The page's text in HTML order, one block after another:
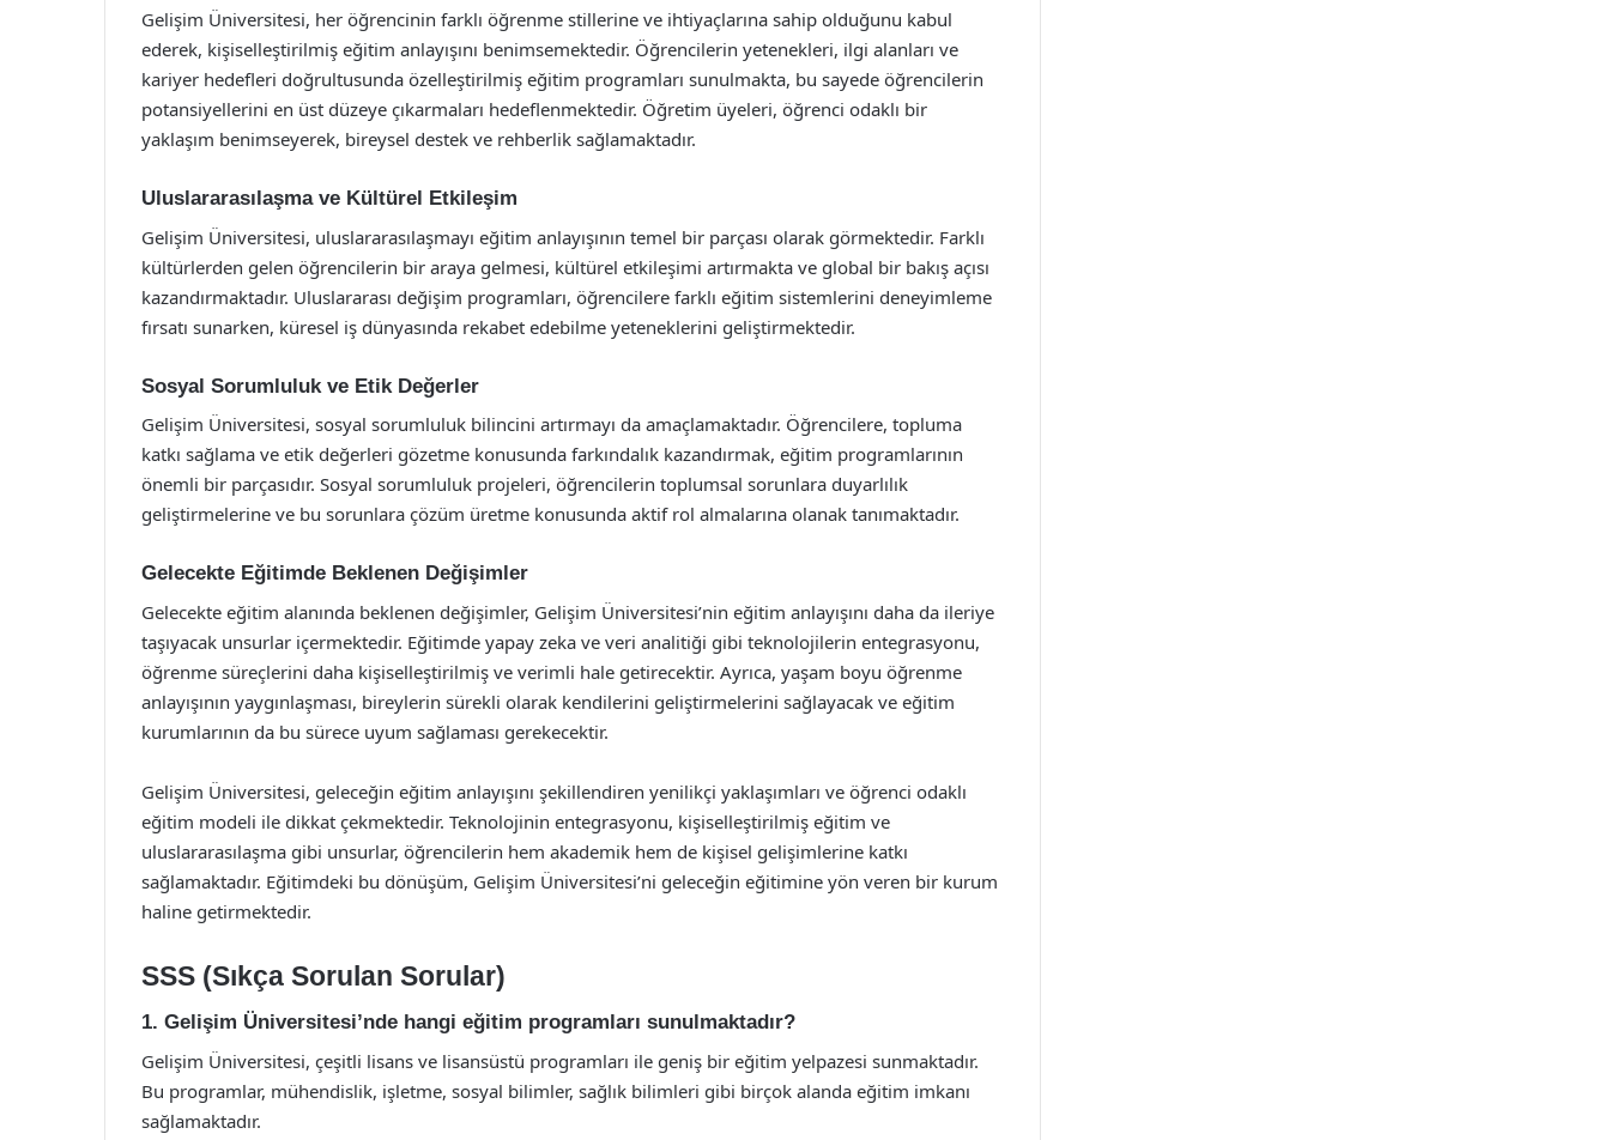
Gelişim Üniversitesi, her öğrencinin farklı öğrenme stillerine ve ihtiyaçlarına sahip olduğunu kabul
ederek, kişiselleştirilmiş eğitim anlayışını benimsemektedir. Öğrencilerin yetenekleri, ilgi alanları ve
kariyer hedefleri doğrultusunda özelleştirilmiş eğitim programları sunulmakta, bu sayede öğrencilerin
potansiyellerini en üst düzeye çıkarmaları hedeflenmektedir. Öğretim üyeleri, öğrenci odaklı bir
yaklaşım benimseyerek, bireysel destek ve rehberlik sağlamaktadır.
Uluslararasılaşma ve Kültürel Etkileşim
Gelişim Üniversitesi, uluslararasılaşmayı eğitim anlayışının temel bir parçası olarak görmektedir. Farklı
kültürlerden gelen öğrencilerin bir araya gelmesi, kültürel etkileşimi artırmakta ve global bir bakış açısı
kazandırmaktadır. Uluslararası değişim programları, öğrencilere farklı eğitim sistemlerini deneyimleme
fırsatı sunarken, küresel iş dünyasında rekabet edebilme yeteneklerini geliştirmektedir.
Sosyal Sorumluluk ve Etik Değerler
Gelişim Üniversitesi, sosyal sorumluluk bilincini artırmayı da amaçlamaktadır. Öğrencilere, topluma
katkı sağlama ve etik değerleri gözetme konusunda farkındalık kazandırmak, eğitim programlarının
önemli bir parçasıdır. Sosyal sorumluluk projeleri, öğrencilerin toplumsal sorunlara duyarlılık
geliştirmelerine ve bu sorunlara çözüm üretme konusunda aktif rol almalarına olanak tanımaktadır.
Gelecekte Eğitimde Beklenen Değişimler
Gelecekte eğitim alanında beklenen değişimler, Gelişim Üniversitesi’nin eğitim anlayışını daha da ileriye
taşıyacak unsurlar içermektedir. Eğitimde yapay zeka ve veri analitiği gibi teknolojilerin entegrasyonu,
öğrenme süreçlerini daha kişiselleştirilmiş ve verimli hale getirecektir. Ayrıca, yaşam boyu öğrenme
anlayışının yaygınlaşması, bireylerin sürekli olarak kendilerini geliştirmelerini sağlayacak ve eğitim
kurumlarının da bu sürece uyum sağlaması gerekecektir.
Gelişim Üniversitesi, geleceğin eğitim anlayışını şekillendiren yenilikçi yaklaşımları ve öğrenci odaklı
eğitim modeli ile dikkat çekmektedir. Teknolojinin entegrasyonu, kişiselleştirilmiş eğitim ve
uluslararasılaşma gibi unsurlar, öğrencilerin hem akademik hem de kişisel gelişimlerine katkı
sağlamaktadır. Eğitimdeki bu dönüşüm, Gelişim Üniversitesi’ni geleceğin eğitimine yön veren bir kurum
haline getirmektedir.
SSS (Sıkça Sorulan Sorular)
1. Gelişim Üniversitesi’nde hangi eğitim programları sunulmaktadır?
Gelişim Üniversitesi, çeşitli lisans ve lisansüstü programları ile geniş bir eğitim yelpazesi sunmaktadır.
Bu programlar, mühendislik, işletme, sosyal bilimler, sağlık bilimleri gibi birçok alanda eğitim imkanı
sağlamaktadır.